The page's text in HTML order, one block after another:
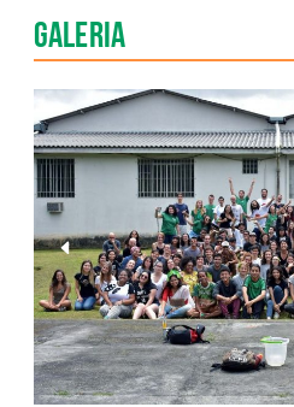
Galeria
Anterior
Slide